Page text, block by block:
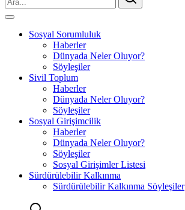
Sosyal Sorumluluk
Haberler
Dünyada Neler Oluyor?
Söyleşiler
Sivil Toplum
Haberler
Dünyada Neler Oluyor?
Söyleşiler
Sosyal Girişimcilik
Haberler
Dünyada Neler Oluyor?
Söyleşiler
Sosyal Girişimler Listesi
Sürdürülebilir Kalkınma
Sürdürülebilir Kalkınma Söyleşiler